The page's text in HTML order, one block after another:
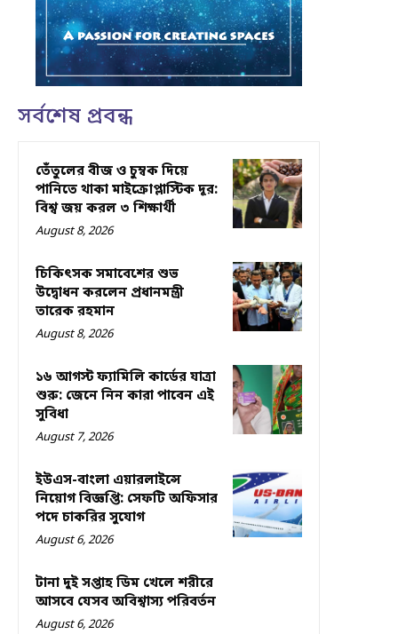
সর্বশেষ প্রবন্ধ
তেঁতুলের বীজ ও চুম্বক দিয়ে
পানিতে থাকা মাইক্রোপ্লাস্টিক দূর:
বিশ্ব জয় করল ৩ শিক্ষার্থী
August 8, 2026
চিকিৎসক সমাবেশের শুভ
উদ্বোধন করলেন প্রধানমন্ত্রী
তারেক রহমান
August 8, 2026
১৬ আগস্ট ফ্যামিলি কার্ডের যাত্রা
শুরু: জেনে নিন কারা পাবেন এই
সুবিধা
August 7, 2026
ইউএস-বাংলা এয়ারলাইন্সে
নিয়োগ বিজ্ঞপ্তি: সেফটি অফিসার
পদে চাকরির সুযোগ
August 6, 2026
টানা দুই সপ্তাহ ডিম খেলে শরীরে
আসবে যেসব অবিশ্বাস্য পরিবর্তন
August 6, 2026